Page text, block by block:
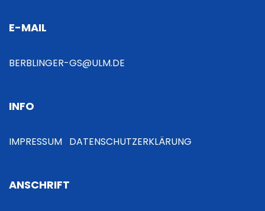
n
a
i
g
E-MAIL
BERBLINGER-GS@ULM.DE
INFO
IMPRESSUM DATENSCHUTZERKLÄRUNG
ANSCHRIFT